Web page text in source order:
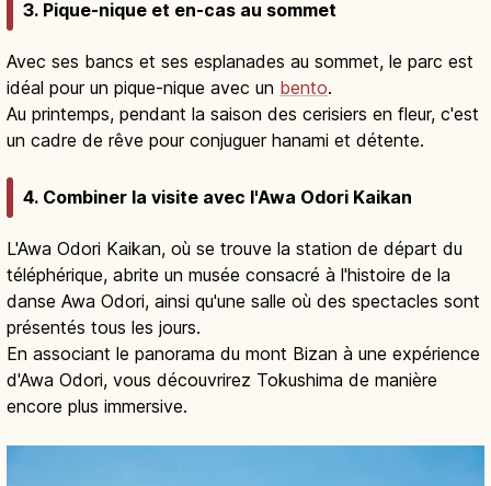
3. Pique-nique et en-cas au sommet
Avec ses bancs et ses esplanades au sommet, le parc est
idéal pour un pique-nique avec un bento.
Au printemps, pendant la saison des cerisiers en fleur, c'est
un cadre de rêve pour conjuguer hanami et détente.
4. Combiner la visite avec l'Awa Odori Kaikan
L'Awa Odori Kaikan, où se trouve la station de départ du
téléphérique, abrite un musée consacré à l'histoire de la
danse Awa Odori, ainsi qu'une salle où des spectacles sont
présentés tous les jours.
En associant le panorama du mont Bizan à une expérience
d'Awa Odori, vous découvrirez Tokushima de manière
encore plus immersive.